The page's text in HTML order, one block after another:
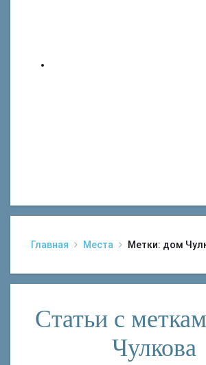
Главная Места Метки: дом
Статьи с
Чулкова